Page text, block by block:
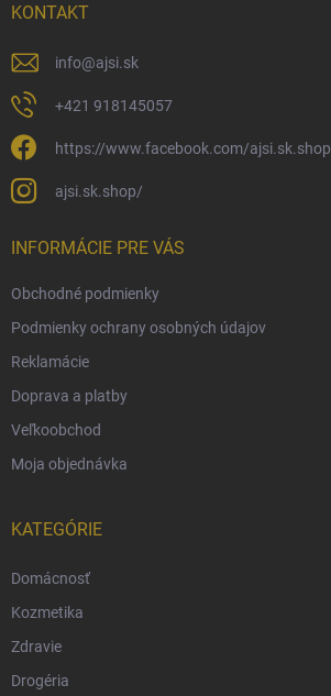
KONTAKT
info@ajsi.sk
+421 918145057
https://www.facebook.com/ajsi.sk.shop
ajsi.sk.shop/
INFORMÁCIE PRE VÁS
Obchodné podmienky
Podmienky ochrany osobných údajov
Reklamácie
Doprava a platby
Veľkoobchod
Moja objednávka
KATEGÓRIE
Domácnosť
Kozmetika
Zdravie
Drogéria